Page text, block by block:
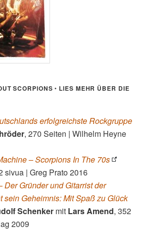
SCORPIONS • LIES MEHR ÜBER DIE
erfolgreichste Rockgruppe
, 270 Seiten | Wilhelm Heyne
– Scorpions In The 70s
sivua | Greg Prato 2016
Der Gründer und Gitarrist der
sein Geheimnis: Mit Spaß zu Glück
Schenker mit Lars Amend, 352
2009